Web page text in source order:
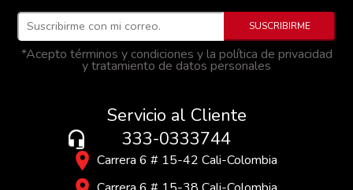
*Acepto términos y condiciones y la política de privacidad
y tratamiento de datos personales
Servicio al Cliente
333-0333744
Carrera 6 # 15-42 Cali-Colombia